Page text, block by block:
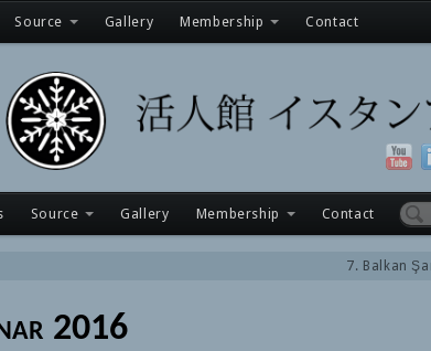
Source Gallery Membership Contact
Source Gallery Membership Contact
7. Balkan
2016